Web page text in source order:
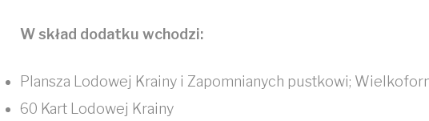
W skład dodatku wchodzi:
Plansza Lodowej Krainy i Zapomnianych pustkowi;
60 Kart Lodowej Krainy